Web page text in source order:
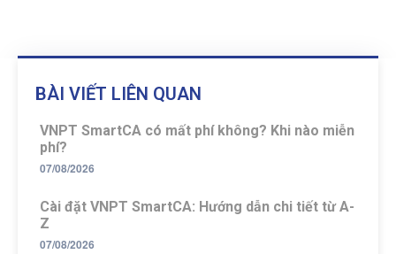
BÀI VIẾT LIÊN QUAN
VNPT SmartCA có mất phí không? Khi nào miễn
phí?
07/08/2026
Cài đặt VNPT SmartCA: Hướng dẫn chi tiết từ A-
Z
07/08/2026